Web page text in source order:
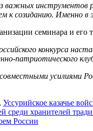
инструментов
к созиданию. Именно
семинара и его
конкурса
патриотического
усилиями
, Уссурийское казачье
среди хранителей
России